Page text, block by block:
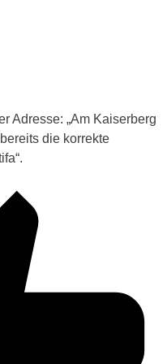
Adresse: „Am Kaiserberg
die korrekte